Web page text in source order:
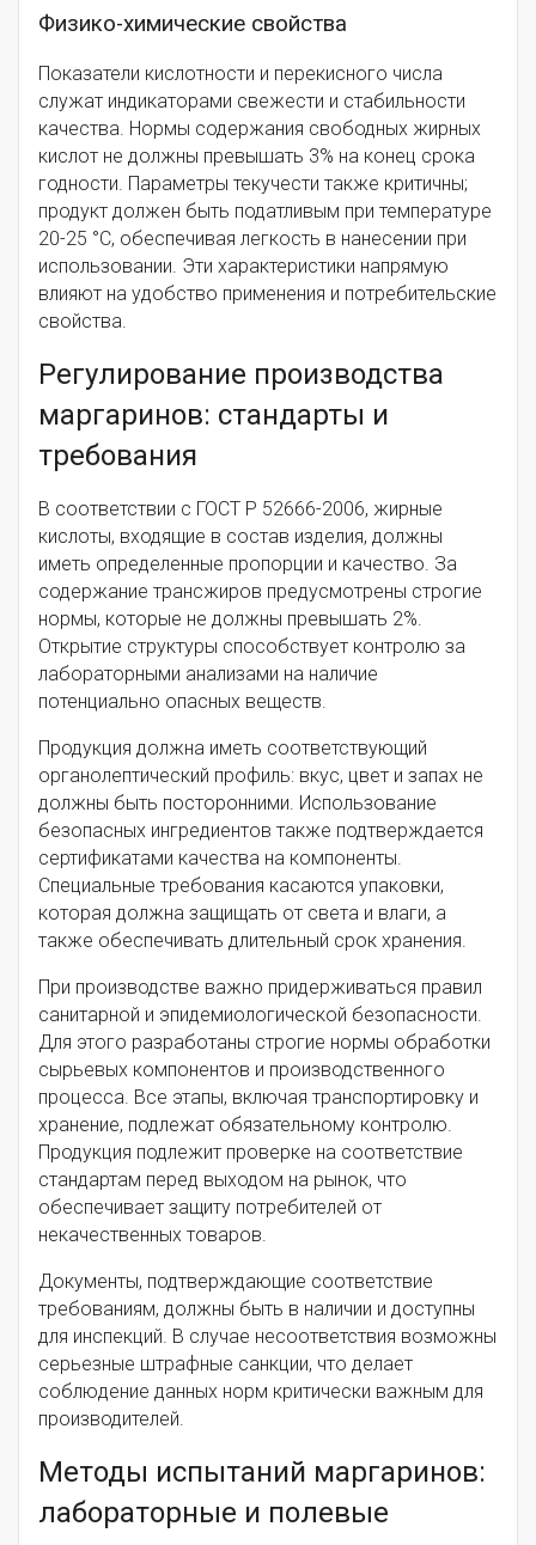
Физико-химические свойства
Показатели кислотности и перекисного числа
служат индикаторами свежести и стабильности
качества. Нормы содержания свободных жирных
кислот не должны превышать 3% на конец срока
годности. Параметры текучести также критичны;
продукт должен быть податливым при температуре
20-25 °C, обеспечивая легкость в нанесении при
использовании. Эти характеристики напрямую
влияют на удобство применения и потребительские
свойства.
Регулирование производства
маргаринов: стандарты и
требования
В соответствии с ГОСТ Р 52666-2006, жирные
кислоты, входящие в состав изделия, должны
иметь определенные пропорции и качество. За
содержание трансжиров предусмотрены строгие
нормы, которые не должны превышать 2%.
Открытие структуры способствует контролю за
лабораторными анализами на наличие
потенциально опасных веществ.
Продукция должна иметь соответствующий
органолептический профиль: вкус, цвет и запах не
должны быть посторонними. Использование
безопасных ингредиентов также подтверждается
сертификатами качества на компоненты.
Специальные требования касаются упаковки,
которая должна защищать от света и влаги, а
также обеспечивать длительный срок хранения.
При производстве важно придерживаться правил
санитарной и эпидемиологической безопасности.
Для этого разработаны строгие нормы обработки
сырьевых компонентов и производственного
процесса. Все этапы, включая транспортировку и
хранение, подлежат обязательному контролю.
Продукция подлежит проверке на соответствие
стандартам перед выходом на рынок, что
обеспечивает защиту потребителей от
некачественных товаров.
Документы, подтверждающие соответствие
требованиям, должны быть в наличии и доступны
для инспекций. В случае несоответствия возможны
серьезные штрафные санкции, что делает
соблюдение данных норм критически важным для
производителей.
Методы испытаний маргаринов:
лабораторные и полевые